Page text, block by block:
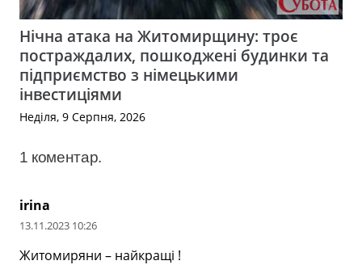
Нічна атака на Житомирщину: троє
постраждалих, пошкоджені будинки та
підприємство з німецькими
інвестиціями
Неділя, 9 Серпня, 2026
1 коментар.
irina
13.11.2023 10:26
Житомиряни – найкращі !